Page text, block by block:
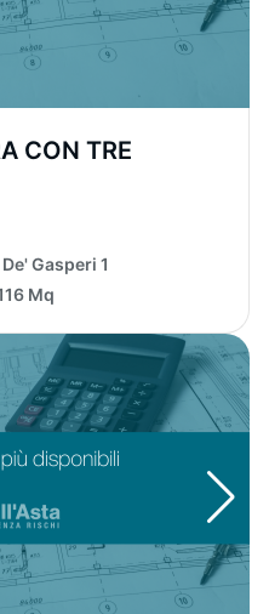
CON TRE
Gasperi 1
Mq